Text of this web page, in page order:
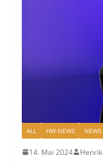
ALL HW-NEWS NEWS
14. Mai 2024 Henrik